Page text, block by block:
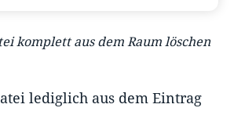
komplett aus dem Raum löschen
lediglich aus dem Eintrag